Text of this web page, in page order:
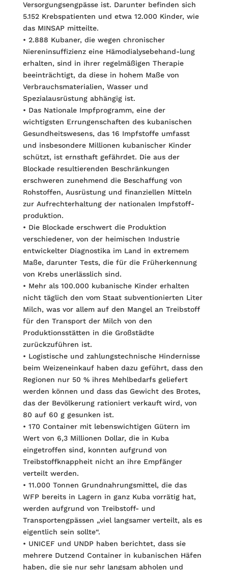
Versorgungsengpässe ist. Darunter befinden sich
5.152 Krebspatienten und etwa 12.000 Kinder, wie
das MINSAP mitteilte.
• 2.888 Kubaner, die wegen chronischer
Niereninsuffizienz eine Hämodialysebehand-lung
erhalten, sind in ihrer regelmäßigen Therapie
beeinträchtigt, da diese in hohem Maße von
Verbrauchsmaterialien, Wasser und
Spezialausrüstung abhängig ist.
• Das Nationale Impfprogramm, eine der
wichtigsten Errungenschaften des kubani­schen
Gesundheitswesens, das 16 Impfstoffe umfasst
und insbesondere Millionen kubanischer Kinder
schützt, ist ernsthaft gefährdet. Die aus der
Blockade resultier­enden Beschränkungen
erschweren zunehmend die Beschaffung von
Rohstoffen, Ausrüstung und finanziellen Mitteln
zur Aufrechterhaltung der nationalen Impfstoff­
produktion.
• Die Blockade erschwert die Produktion
verschiedener, von der heimischen Industrie
entwickelter Diagnostika im Land in extremem
Maße, darunter Tests, die für die Früherkennung
von Krebs unerlässlich sind.
• Mehr als 100.000 kubanische Kinder erhalten
nicht täglich den vom Staat sub­ventionierten Liter
Milch, was vor allem auf den Mangel an Treibstoff
für den Transport der Milch von den
Produktionsstätten in die Großstädte
zurückzuführen ist.
• Logistische und zahlungstechnische Hindernisse
beim Weizeneinkauf haben dazu geführt, dass den
Regionen nur 50 % ihres Mehlbedarfs geliefert
werden können und dass das Gewicht des Brotes,
das der Bevölkerung rationiert verkauft wird, von
80 auf 60 g gesunken ist.
• 170 Container mit lebenswichtigen Gütern im
Wert von 6,3 Millionen Dollar, die in Kuba
eingetroffen sind, konnten aufgrund von
Treibstoffknappheit nicht an ihre Empfänger
verteilt werden.
• 11.000 Tonnen Grundnahrungsmittel, die das
WFP bereits in Lagern in ganz Kuba vorrätig hat,
werden aufgrund von Treibstoff- und
Transportengpässen „viel langsamer verteilt, als es
eigentlich sein sollte“.
• UNICEF und UNDP haben berichtet, dass sie
mehrere Dutzend Container in kubani­schen Häfen
haben, die sie nur sehr langsam abholen und